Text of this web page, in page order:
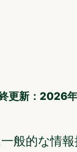
更新：2026
般的な情